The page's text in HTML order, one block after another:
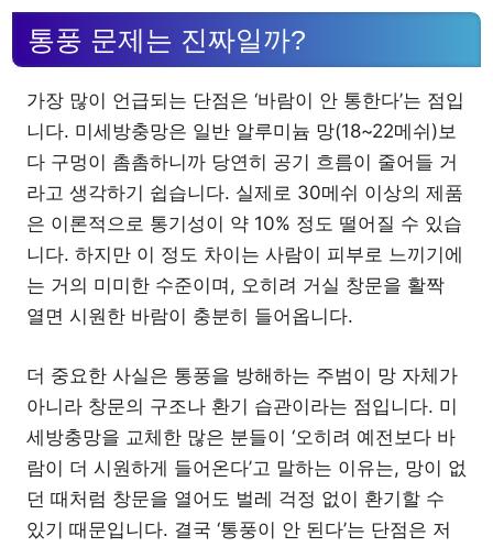
통풍 문제는 진짜일까?
가장 많이 언급되는 단점은 ‘바람이 안 통한다’는 점입
니다. 미세방충망은 일반 알루미늄 망(18~22메쉬)보
다 구멍이 촘촘하니까 당연히 공기 흐름이 줄어들 거
라고 생각하기 쉽습니다. 실제로 30메쉬 이상의 제품
은 이론적으로 통기성이 약 10% 정도 떨어질 수 있습
니다. 하지만 이 정도 차이는 사람이 피부로 느끼기에
는 거의 미미한 수준이며, 오히려 거실 창문을 활짝
열면 시원한 바람이 충분히 들어옵니다.
더 중요한 사실은 통풍을 방해하는 주범이 망 자체가
아니라 창문의 구조나 환기 습관이라는 점입니다. 미
세방충망을 교체한 많은 분들이 ‘오히려 예전보다 바
람이 더 시원하게 들어온다’고 말하는 이유는, 망이 없
던 때처럼 창문을 열어도 벌레 걱정 없이 환기할 수
있기 때문입니다. 결국 ‘통풍이 안 된다’는 단점은 저